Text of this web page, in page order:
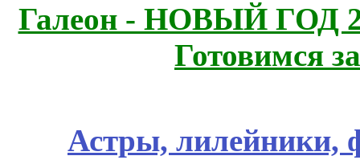
Галеон - НОВЫЙ ГОД
Готовимся
Астры, лилейники,